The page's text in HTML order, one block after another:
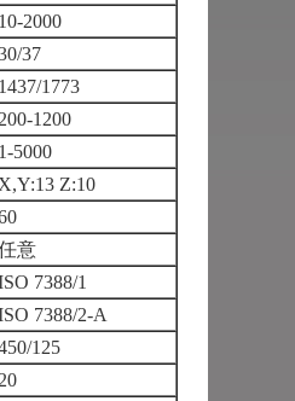
10-2000
37
1437/1773
200-1200
1-5000
X,Y:13 Z:10
意
7388/1
7388/2-A
125
20